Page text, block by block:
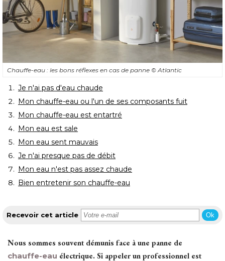
Chauffe-eau : les bons réflexes en cas de panne © Atlantic
Je n'ai pas d'eau chaude
Mon chauffe-eau ou l'un de ses composants fuit
Mon chauffe-eau est entartré
Mon eau est sale
Mon eau sent mauvais
Je n'ai presque pas de débit
Mon eau n'est pas assez chaude
Bien entretenir son chauffe-eau
Recevoir cet article Ok
Nous sommes souvent démunis face à une panne de
chauffe-eau électrique. Si appeler un professionnel est